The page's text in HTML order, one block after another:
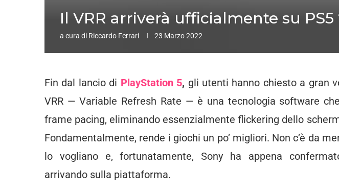
Il VRR arriverà ufficialmente su
a cura di Riccardo Ferrari 23 Marzo 2022
Fin dal lancio di PlayStation 5, gli utenti hanno chiesto a gran
VRR — Variable Refresh Rate — è una tecnologia software
frame pacing, eliminando essenzialmente flickering dello
Fondamentalmente, rende i giochi un po’ migliori. Non c’è da
lo vogliano e, fortunatamente, Sony ha appena
arrivando sulla piattaforma.